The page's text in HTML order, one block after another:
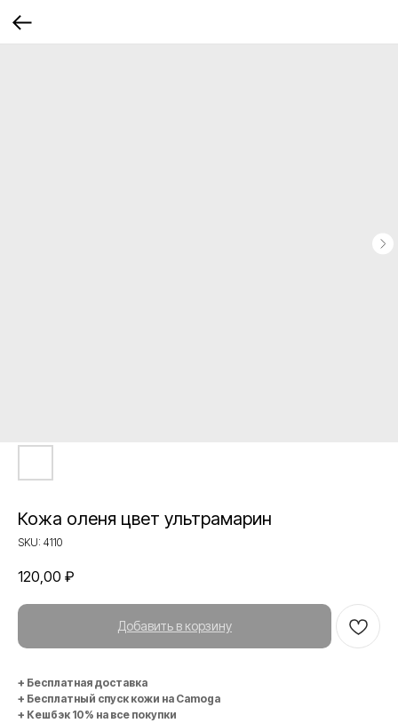
Кожа оленя цвет ультрамарин
SKU: 4110
120,00 ₽
Добавить в корзину
+ Бесплатная доставка
+ Бесплатный спуск кожи на Camoga
+ Кешбэк 10% на все покупки